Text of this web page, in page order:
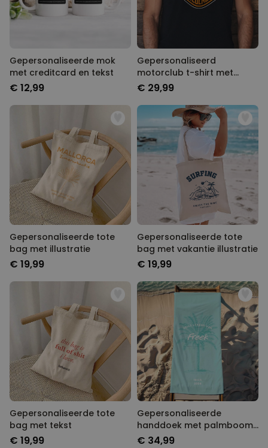
Gepersonaliseerde mok
met creditcard en tekst
€ 12,99
Gepersonaliseerd
motorclub t-shirt met
naam
€ 29,99
Gepersonaliseerde tote
bag met illustratie
€ 19,99
Gepersonaliseerde tote
bag met vakantie illustratie
€ 19,99
Gepersonaliseerde tote
bag met tekst
€ 19,99
Gepersonaliseerde
handdoek met palmboom
en tekst
€ 34,99